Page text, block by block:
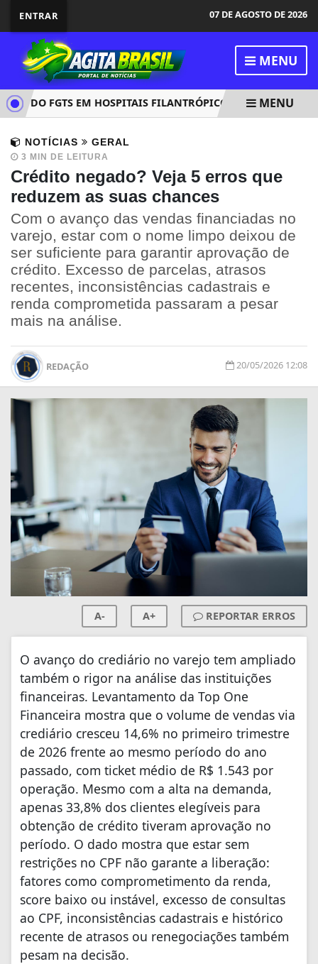
ENTRAR 07 DE AGOSTO DE 2026
MENU
DO FGTS EM HOSPITAIS FILANTRÓPICOS LIGADOS AO SUS
MENU
NOTÍCIAS GERAL
3 MIN DE LEITURA
Crédito negado? Veja 5 erros que
reduzem as suas chances
Com o avanço das vendas financiadas no
varejo, estar com o nome limpo deixou de
ser suficiente para garantir aprovação de
crédito. Excesso de parcelas, atrasos
recentes, inconsistências cadastrais e
renda comprometida passaram a pesar
mais na análise.
REDAÇÃO 20/05/2026 12:08
A- A+ REPORTAR ERROS
O avanço do crediário no varejo tem ampliado
também o rigor na análise das instituições
financeiras. Levantamento da Top One
Financeira mostra que o volume de vendas via
crediário cresceu 14,6% no primeiro trimestre
de 2026 frente ao mesmo período do ano
passado, com ticket médio de R$ 1.543 por
operação. Mesmo com a alta na demanda,
apenas 33,8% dos clientes elegíveis para
obtenção de crédito tiveram aprovação no
período. O dado mostra que estar sem
restrições no CPF não garante a liberação:
fatores como comprometimento da renda,
score baixo ou instável, excesso de consultas
ao CPF, inconsistências cadastrais e histórico
recente de atrasos ou renegociações também
pesam na decisão.